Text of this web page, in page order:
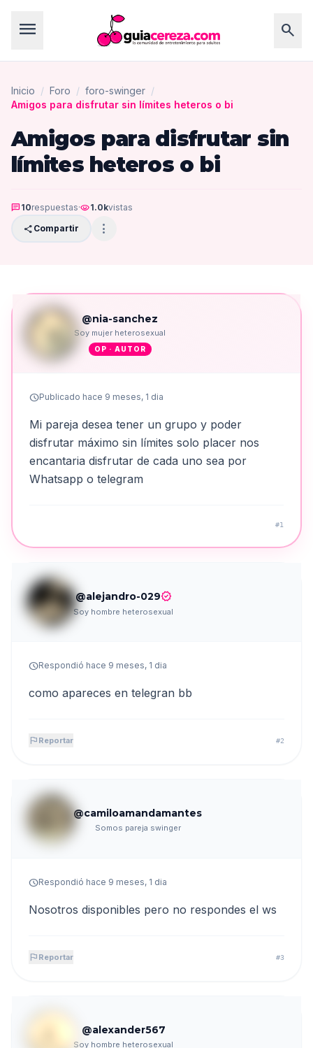
menu search
Inicio / Foro / foro-swinger /
Amigos para disfrutar sin límites heteros o bi
Amigos para disfrutar sin
límites heteros o bi
chat 10respuestas·visibility1.0kvistas
share Compartir more_vert
@nia-sanchez
Soy mujer heterosexual
OP · AUTOR
schedulePublicado hace 9 meses, 1 dia
Mi pareja desea tener un grupo y poder
disfrutar máximo sin límites solo placer nos
encantaria disfrutar de cada uno sea por
Whatsapp o telegram
#1
@alejandro-029verified
Soy hombre heterosexual
scheduleRespondió hace 9 meses, 1 dia
como apareces en telegran bb
flag Reportar #2
@camiloamandamantes
Somos pareja swinger
scheduleRespondió hace 9 meses, 1 dia
Nosotros disponibles pero no respondes el ws
flag Reportar #3
@alexander567
Soy hombre heterosexual